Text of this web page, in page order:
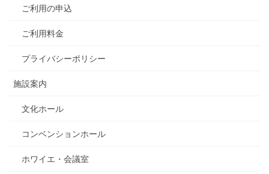
ご利用の申込
ご利用料金
プライバシーポリシー
施設案内
文化ホール
コンベンションホール
ホワイエ・会議室